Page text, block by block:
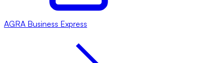
AGRA Business Express